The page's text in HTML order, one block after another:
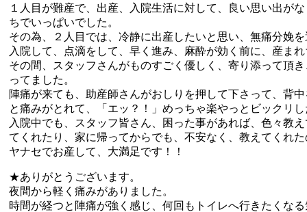
１人目が難産で、出産、入院生活に対して、良い思い出が
ちでいっぱいでした。
その為、２人目では、冷静に出産したいと思い、無痛分娩
入院して、点滴をして、早く進み、麻酔が効く前に、産ま
その間、スタッフさんがものすごく優しく、寄り添って頂
ってました。
陣痛が来ても、助産師さんがおしりを押して下さって、背
と痛みがとれて、「エッ？！」めっちゃ楽やっとビックリ
入院中でも、スタッフ皆さん、困った事があれば、色々教
てくれたり、家に帰ってからでも、不安なく、教えてくれ
ヤナセでお産して、大満足です！！
★ありがとうございます。
夜間から軽く痛みがありました。
時間が経つと陣痛が強く感じ、何回もトイレへ行きたくな